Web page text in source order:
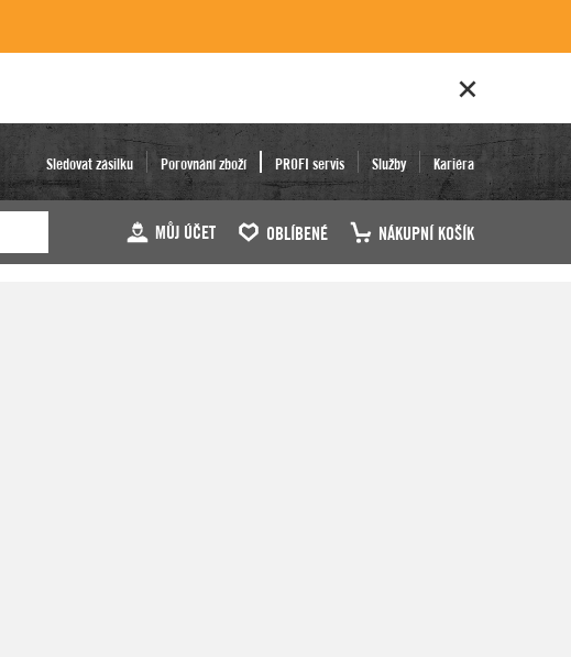
Sledovat zásilku Porovnání zboží PROFI servis Služby Kariéra
MŮJ ÚČET OBLÍBENÉ NÁKUPNÍ KOŠÍK